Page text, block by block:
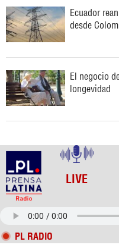
Ecuador
desde
El negocio
longevidad
LIVE
PL RADIO